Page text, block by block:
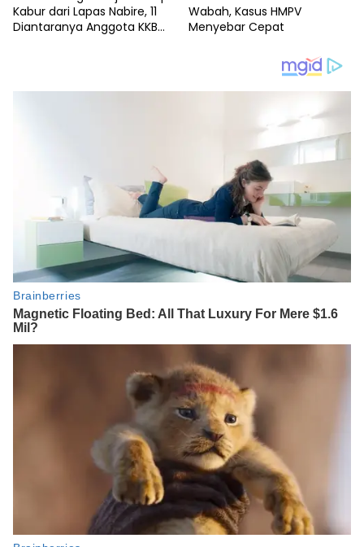
Kabur dari Lapas Nabire, 11
Diantaranya Anggota KKB
Wabah, Kasus HMPV
Menyebar Cepat